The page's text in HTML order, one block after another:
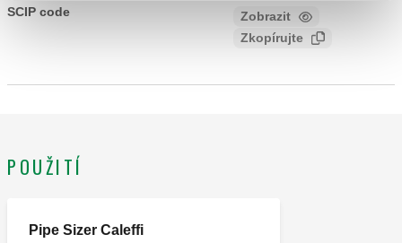
proti zamrznutí. S pákou a upevňovací maticí z nerezové
oceli. Hadičník pro hadici Ø 15 mm. Připojení potrubí: G 1/2"
SCIP code
Zobrazit
Zkopírujte
POUŽITÍ
Pipe Sizer Caleffi